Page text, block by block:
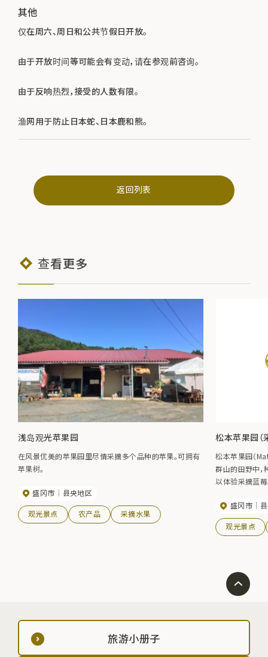
其他
仅在周六、周日和公共节假日开放。
由于开放时间等可能会有变动，请在参观前咨询。
由于反响热烈，接受的人数有限。
渔网用于防止日本蛇、日本鹿和熊。
返回列表
查看更多
浅岛观光苹果园
在风景优美的苹果园里尽情采摘多个品种的苹果。可拥有
苹果树。
盛冈市 县央地区
观光景点 农产品 采摘水果
松本苹果园（
松本苹果园（
群山的田野中，
以体验采摘蓝
常受欢迎。
盛冈市
观光景点
旅游小册子